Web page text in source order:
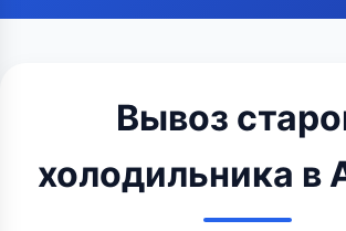
Вывоз
холодильника в